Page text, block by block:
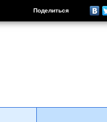
Поделиться